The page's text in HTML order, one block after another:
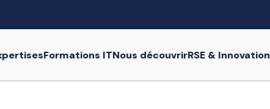
Formations ITNous découvrirRSE & Innovation